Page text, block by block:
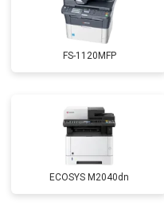
FS-1120MFP
ECOSYS M2040dn